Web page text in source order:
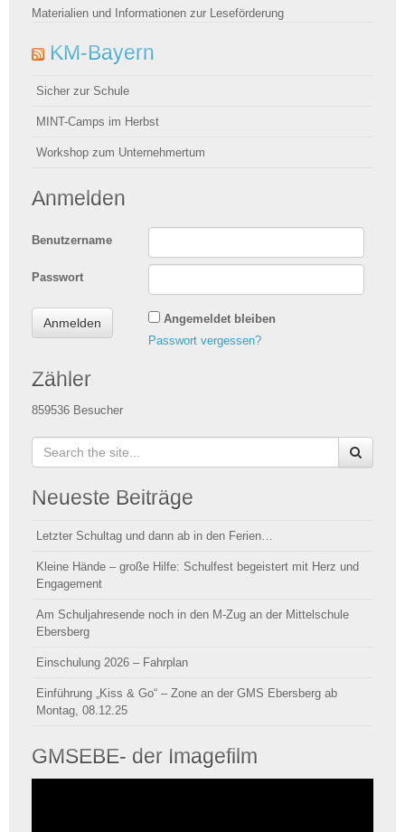
Materialien und Informationen zur Leseförderung
KM-Bayern
Sicher zur Schule
MINT-Camps im Herbst
Workshop zum Unternehmertum
Anmelden
Benutzername
Passwort
Angemeldet bleiben
Passwort vergessen?
Zähler
859536 Besucher
Neueste Beiträge
Letzter Schultag und dann ab in den Ferien…
Kleine Hände – große Hilfe: Schulfest begeistert mit Herz und
Engagement
Am Schuljahresende noch in den M-Zug an der Mittelschule
Ebersberg
Einschulung 2026 – Fahrplan
Einführung „Kiss & Go“ – Zone an der GMS Ebersberg ab
Montag, 08.12.25
GMSEBE- der Imagefilm